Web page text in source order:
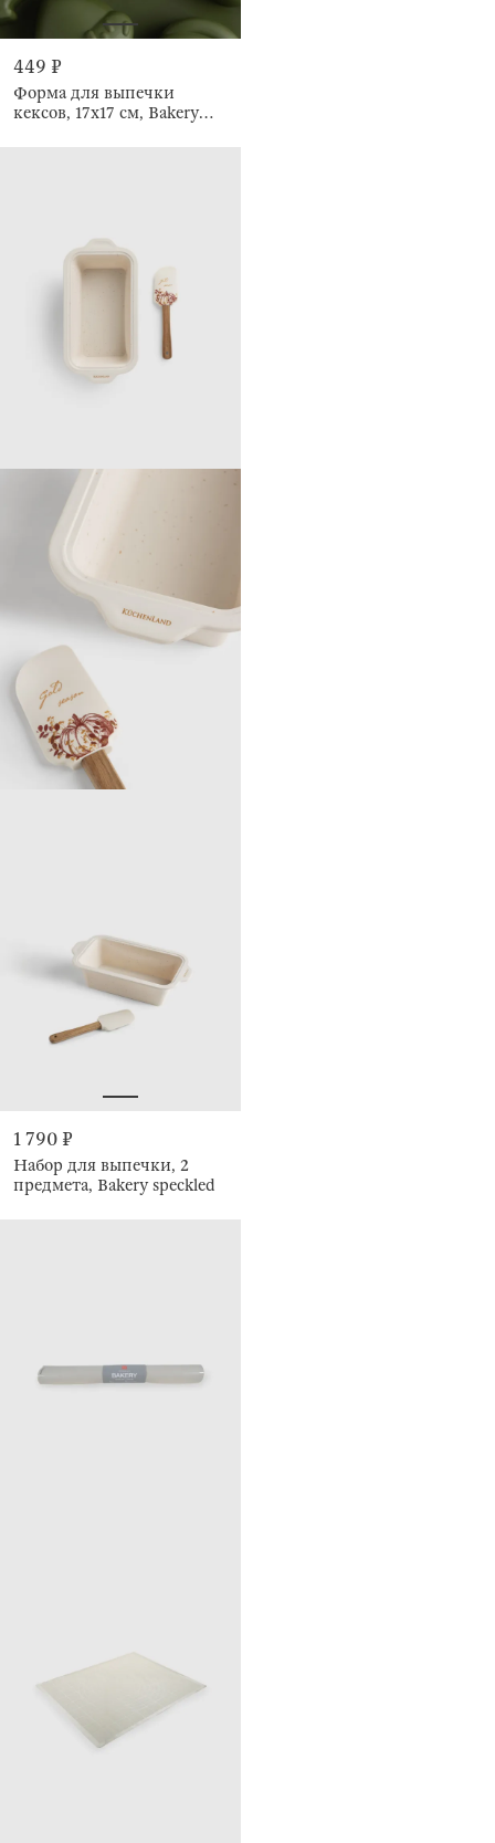
449 ₽
Форма для выпечки
кексов, 17x17 см, Bakery
1 790 ₽
Набор для выпечки, 2
предмета, Bakery speckled